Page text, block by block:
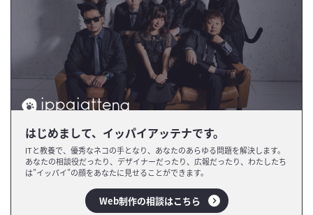
はじめまして、イッパイアッテナです。
ITと教養で、優秀なネコの手となり、あなたのあらゆる問題を解決します。
あなたの相談役だったり、デザイナーだったり、広報だったり、わたしたち
は”イッパイ”の顔をあなたに見せることができます。
Web制作の相談はこちら